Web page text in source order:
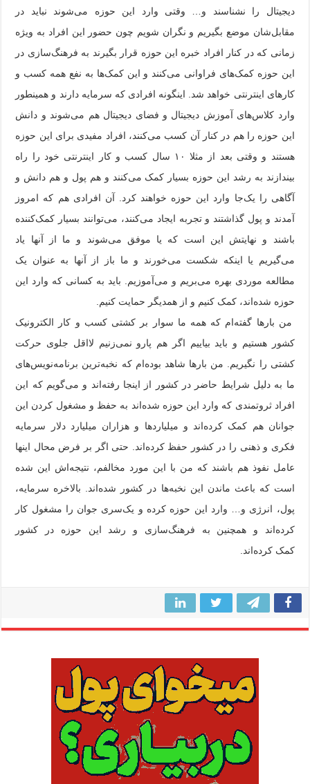
دیجیتال را نشناسند و… وقتی وارد این حوزه می‌شوند نباید در
مقابل‌شان موضع بگیریم و نگران شویم چون حضور این افراد به ویژه
زمانی که در کنار افراد خبره این حوزه قرار بگیرند به فرهنگ‌سازی در
این حوزه کمک‌های فراوانی می‌کنند و این کمک‌ها به نفع همه کسب و
کار‌های اینترنتی خواهد شد. اینگونه افرادی که سرمایه دارند و همینطور
وارد کلاس‌های آموزش دیجیتال و فضای دیجیتال هم می‌شوند و دانش
این حوزه را هم در کنار آن کسب می‌کنند، افراد مفیدی برای این حوزه
هستند و وقتی بعد از مثلا ۱۰ سال کسب و کار اینترنتی خود را راه
بیندازند به رشد این حوزه بسیار کمک می‌کنند و هم پول و هم دانش و
آگاهی را یک‌جا وارد این حوزه خواهند کرد. آن افرادی هم که امروز
آمدند و پول گذاشتند و تجربه ایجاد می‌کنند، می‌توانند بسیار کمک‌کننده
باشند و نهایتش این است که یا موفق می‌شوند و ما از آنها یاد
می‌گیریم یا اینکه شکست می‌خورند و ما باز از آنها به عنوان یک
مطالعه موردی بهره می‌بریم و می‌آموزیم. باید به کسانی که وارد این
حوزه شده‌اند، کمک کنیم و از همدیگر حمایت کنیم.
من بارها گفته‌ام که همه ما سوار بر کشتی کسب و کار الکترونیک
کشور هستیم و باید بیاییم اگر هم پارو نمی‌زنیم لااقل جلوی حرکت
کشتی را نگیریم. من بارها شاهد بوده‌ام که نخبه‌ترین برنامه‌نویس‌های
ما به دلیل شرایط حاضر در کشور از اینجا رفته‌اند و می‌گویم که این
افراد ثروتمندی که وارد این حوزه شده‌اند به حفظ و مشغول کردن این
جوانان هم کمک کرده‌اند و میلیارد‌ها و هزاران میلیارد دلار سرمایه
فکری و ذهنی را در کشور حفظ کرده‌اند. حتی اگر بر فرض محال اینها
عامل نفوذ هم باشند که من با این مورد مخالفم، نتیجه‌اش این شده
است که باعث ماندن این نخبه‌ها در کشور شده‌اند. بالاخره سرمایه،
پول، انرژی و… وارد این حوزه کرده و یک‌سری جوان را مشغول کار
کرده‌اند و همچنین به فرهنگ‌سازی و رشد این حوزه در کشور
کمک کرده‌اند.